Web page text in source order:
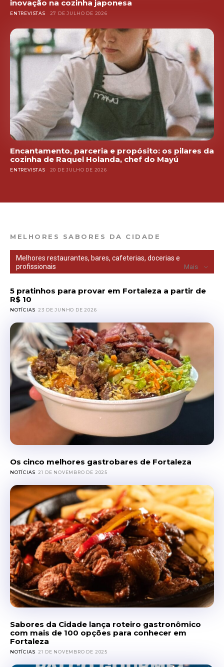
inovação na cozinha japonesa
ENTREVISTAS 27 DE JULHO DE 2026
Encantamento, parceria e propósito: os pilares da
cozinha de Raquel Holanda, chef do Mayú
ENTREVISTAS 20 DE JULHO DE 2026
MELHORES SABORES DA CIDADE
Melhores restaurantes, bares, cafeterias, docerias e
profissionais
Mais
5 pratinhos para provar em Fortaleza a partir de
R$ 10
NOTÍCIAS 23 DE JUNHO DE 2026
Os cinco melhores gastrobares de Fortaleza
NOTÍCIAS 21 DE NOVEMBRO DE 2025
Sabores da Cidade lança roteiro gastronômico
com mais de 100 opções para conhecer em
Fortaleza
NOTÍCIAS 21 DE NOVEMBRO DE 2025